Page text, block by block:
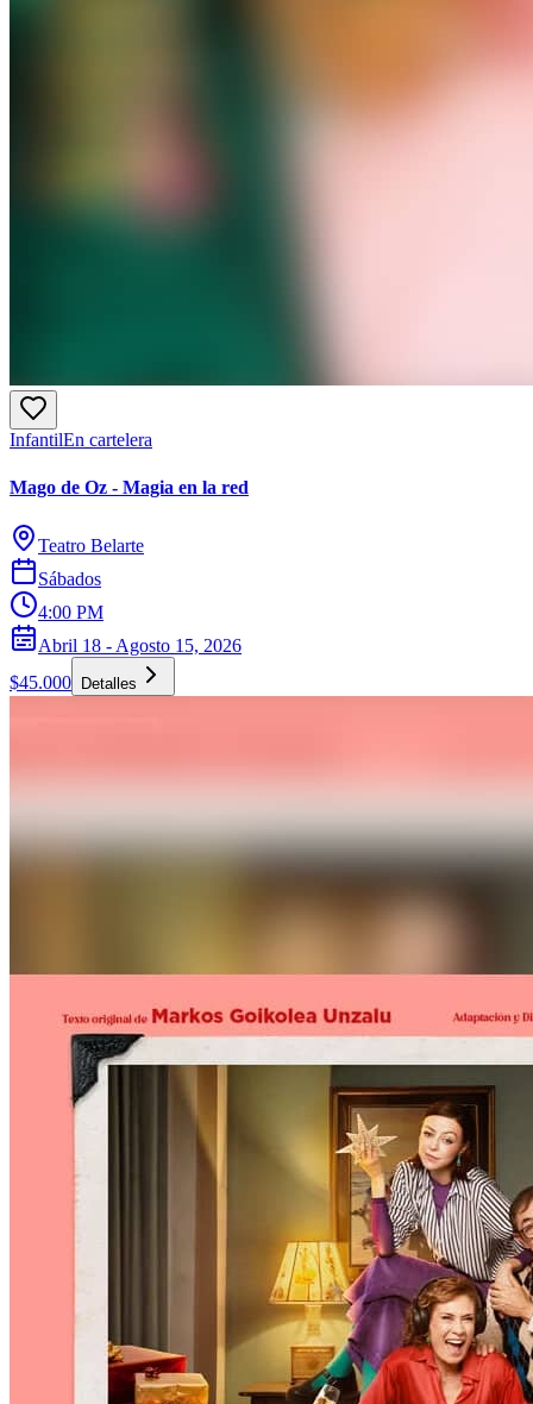
InfantilEn cartelera
Mago de Oz - Magia en la red
Teatro Belarte
Sábados
4:00 PM
Abril 18 - Agosto 15, 2026
$45.000
Detalles